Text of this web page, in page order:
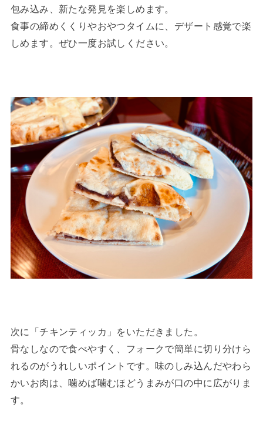
包み込み、新たな発見を楽しめます。
食事の締めくくりやおやつタイムに、デザート感覚で楽
しめます。ぜひ一度お試しください。
次に「チキンティッカ」をいただきました。
骨なしなので食べやすく、フォークで簡単に切り分けら
れるのがうれしいポイントです。味のしみ込んだやわら
かいお肉は、噛めば噛むほどうまみが口の中に広がりま
す。